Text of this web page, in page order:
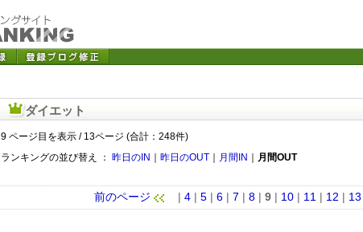
ダイエット
9 ページ目を表示 / 13ページ (合計：248件)
ランキングの並び替え ： 昨日のIN 昨日のOUT 月間IN
月間OUT
前のページ | 4 | 5 | 6 | 7 | 8 | 9 | 10 | 11 | 12 | 13